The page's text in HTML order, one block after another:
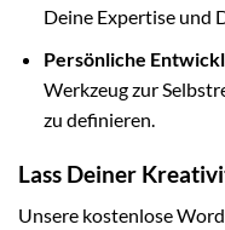
Deine Expertise und
Persönliche
Werkzeug zur
zu definieren.
Lass Deiner
Unsere kostenlose